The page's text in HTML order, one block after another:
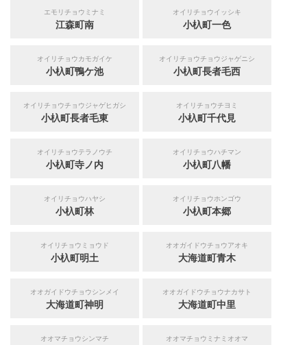
エモリチョウミナミ
江森町南
オイリチョウイッシキ
小杁町一色
オイリチョウカモガイケ
小杁町鴨ケ池
オイリチョウチョウジャゲニシ
小杁町長者毛西
オイリチョウチョウジャゲヒガシ
小杁町長者毛東
オイリチョウチヨミ
小杁町千代見
オイリチョウテラノウチ
小杁町寺ノ内
オイリチョウハチマン
小杁町八幡
オイリチョウハヤシ
小杁町林
オイリチョウホンゴウ
小杁町本郷
オイリチョウミョウド
小杁町明土
オオガイドウチョウアオキ
大海道町青木
オオガイドウチョウシンメイ
大海道町神明
オオガイドウチョウナカサト
大海道町中里
オオマチョウシンマチ オオマチョウミナミオオマ